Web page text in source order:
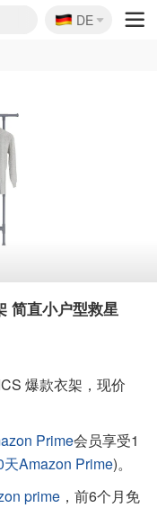
🇩🇪
DE
简直小户型救星
爆款衣架，现价
Prime会员享受1
Amazon Prime)。
prime ，前6个月免